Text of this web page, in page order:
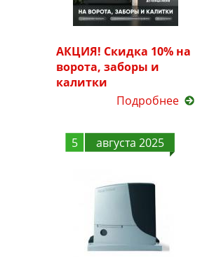
АКЦИЯ! Скидка 10% на
ворота, заборы и
калитки
Подробнее
5 августа 2025